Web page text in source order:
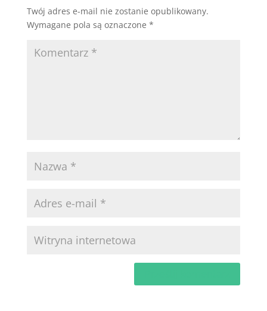
Twój adres e-mail nie zostanie opublikowany.
Wymagane pola są oznaczone *